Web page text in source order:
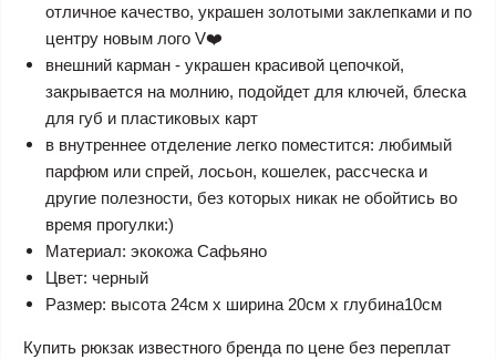
отличное качество, украшен золотыми заклепками и по
центру новым лого V❤️
внешний карман - украшен красивой цепочкой,
закрывается на молнию, подойдет для ключей, блеска
для губ и пластиковых карт
в внутреннее отделение легко поместится: любимый
парфюм или спрей, лосьон, кошелек, рассческа и
другие полезности, без которых никак не обойтись во
время прогулки:)
Материал: экокожа Сафьяно
Цвет: черный
Размер: высота 24см х ширина 20см х глубина10см
Купить рюкзак известного бренда по цене без переплат